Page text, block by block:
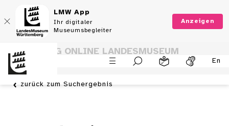
LMW App
Ihr digitaler
Museumsbegleiter
Anzeigen
En
SAMMLUNG ONLINE LANDESMUSEUM
WÜRTTEMBERG
zurück zum Suchergebnis